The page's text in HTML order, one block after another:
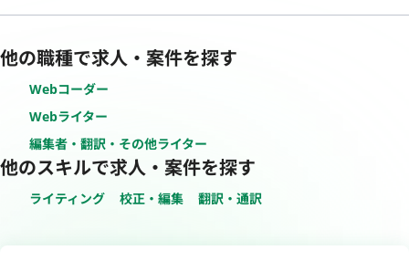
他の職種で求人・案件を探す
Webコーダー
Webライター
編集者・翻訳・その他ライター
他のスキルで求人・案件を探す
ライティング 校正・編集 翻訳・通訳